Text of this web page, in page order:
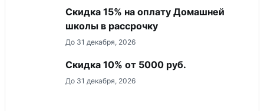
Скидка 15% на оплату Домашней
школы в рассрочку
До 31 декабря, 2026
Скидка 10% от 5000 руб.
До 31 декабря, 2026